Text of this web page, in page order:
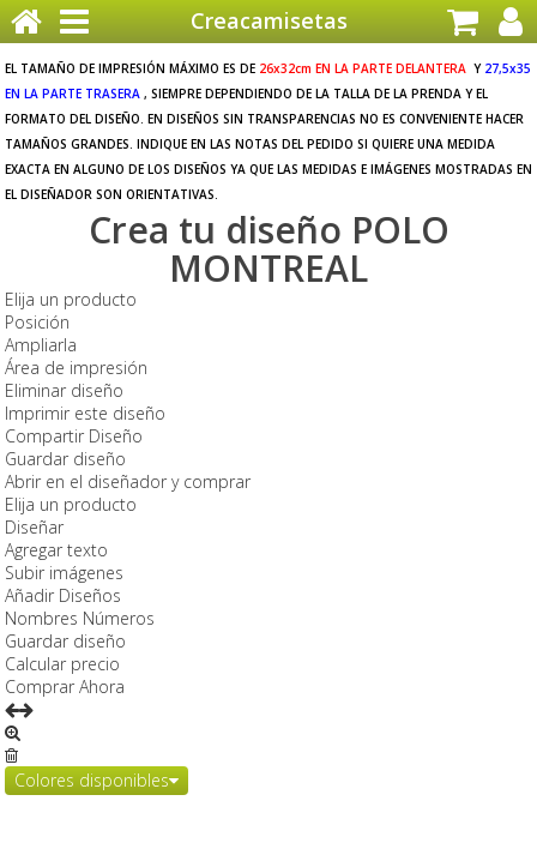
Creacamisetas
EL TAMAÑO DE IMPRESIÓN MÁXIMO ES DE 26x32cm EN LA PARTE DELANTERA Y 27,5x35
EN LA PARTE TRASERA , SIEMPRE DEPENDIENDO DE LA TALLA DE LA PRENDA Y EL
FORMATO DEL DISEÑO. EN DISEÑOS SIN TRANSPARENCIAS NO ES CONVENIENTE HACER
TAMAÑOS GRANDES. INDIQUE EN LAS NOTAS DEL PEDIDO SI QUIERE UNA MEDIDA
EXACTA EN ALGUNO DE LOS DISEÑOS YA QUE LAS MEDIDAS E IMÁGENES MOSTRADAS EN
EL DISEÑADOR SON ORIENTATIVAS.
Crea tu diseño POLO
MONTREAL
Elija un producto
Posición
Ampliarla
Área de impresión
Eliminar diseño
Imprimir este diseño
Compartir Diseño
Guardar diseño
Abrir en el diseñador y comprar
Elija un producto
Diseñar
Agregar texto
Subir imágenes
Añadir Diseños
Nombres Números
Guardar diseño
Calcular precio
Comprar Ahora
Colores disponibles